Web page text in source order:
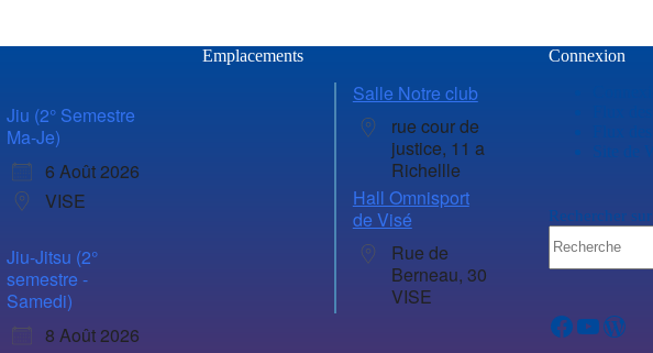
Jiu (2° Semestre
Ma-Je)
6 Août 2026
VISE
Jiu-Jitsu (2°
semestre -
Samedi)
8 Août 2026
Emplacements
Salle Notre club
rue cour de
justice, 11 a
Richellle
Hall Omnisport
de Visé
Rue de
Berneau, 30
VISE
Connexion
Rechercher
Facebook